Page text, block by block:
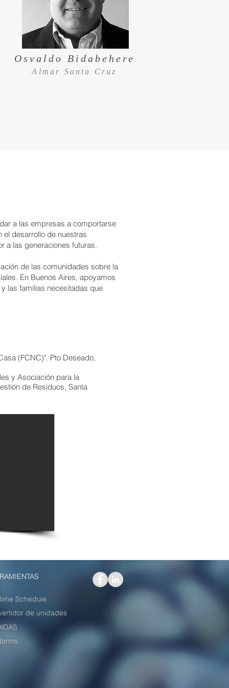
Osvaldo Bidabehere
Almar Santa Cruz
a las empresas a comportarse
el desarrollo de nuestras
a las generaciones futuras.
de las comunidades sobre la
En Buenos Aires, apoyamos
las familias necesitadas que
(FCNC)". Pto Deseado,
y Asociación para la
de Residuos, Santa
Schedule
de unidades